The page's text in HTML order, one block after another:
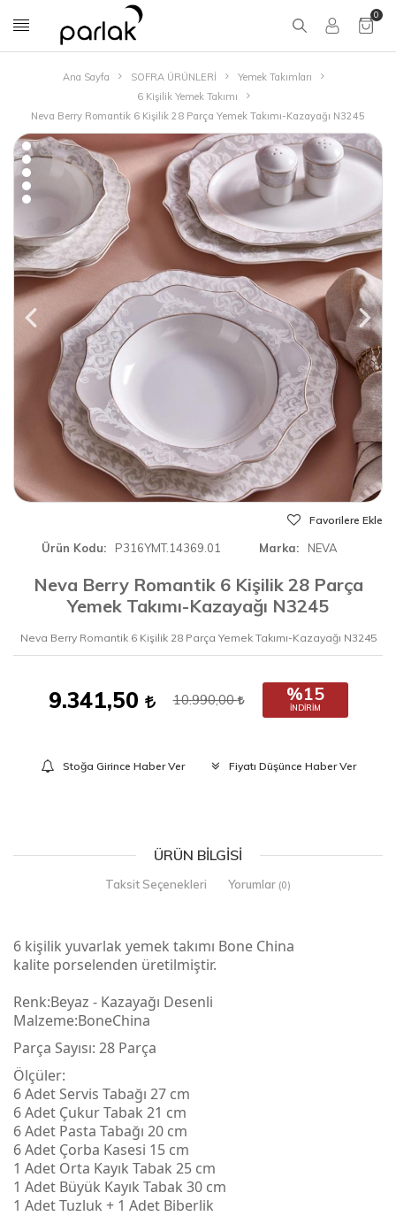
0
Ana Sayfa SOFRA ÜRÜNLERİ
Yemek Takımları
6 Kişilik Yemek Takımı
Neva Berry Romantik 6 Kişilik 28 Parça Yemek Takımı-Kazayağı N3245
Favorilere Ekle
Ürün Kodu P316YMT.14369.01 Marka NEVA
Neva Berry Romantik 6 Kişilik 28 Parça
Yemek Takımı-Kazayağı N3245
Neva Berry Romantik 6 Kişilik 28 Parça Yemek Takımı-Kazayağı N3245
9.341,50 10.990,00 %15
İNDIRIM
Stoğa Girince Haber Ver Fiyatı Düşünce Haber Ver
ÜRÜN BILGISI
Taksit Seçenekleri Yorumlar (0)
6 kişilik yuvarlak yemek takımı Bone China
kalite porselenden üretilmiştir.
Renk:Beyaz - Kazayağı Desenli
Malzeme:BoneChina
Parça Sayısı: 28 Parça
Ölçüler:
6 Adet Servis Tabağı 27 cm
6 Adet Çukur Tabak 21 cm
6 Adet Pasta Tabağı 20 cm
6 Adet Çorba Kasesi 15 cm
1 Adet Orta Kayık Tabak 25 cm
1 Adet Büyük Kayık Tabak 30 cm
1 Adet Tuzluk + 1 Adet Biberlik